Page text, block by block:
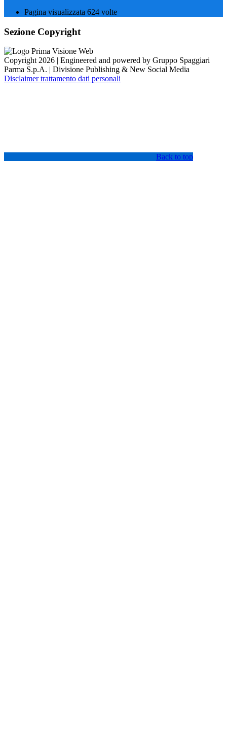
Pagina visualizzata 624 volte
Sezione Copyright
Copyright 2026 | Engineered and powered by Gruppo Spaggiari
Parma S.p.A. | Divisione Publishing & New Social Media
Disclaimer trattamento dati personali
Back to top